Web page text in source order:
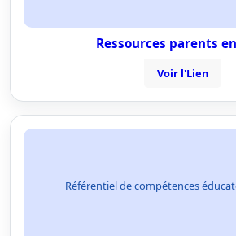
Ressources parents
Voir l'Lien
Référentiel de compétences